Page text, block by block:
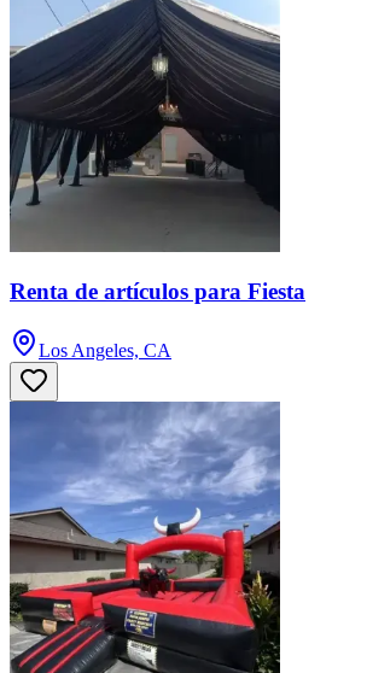
Renta de artículos para Fiesta
Los Angeles, CA